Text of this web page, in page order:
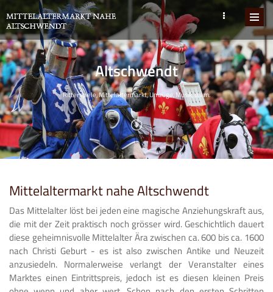
Altschwendt
Ritterspiele, Mittelaltermarkt, Umzüge, Musik, u.v.m.
Mittelaltermarkt nahe Altschwendt
Das Mittelalter löst bei jeden eine magische Anziehungskraft aus,
die mit der Zeit praktisch noch grösser wird. Geschichtlich dauert
diese geheimnisvolle Mittelalter Ära zwischen ca. 600 bis ca. 1600
nach Christi Geburt - es ist also zwischen Antike und Neuzeit
anzusiedeln. Normalerweise verlangt der Veranstalter eines
Marktes einen Eintrittspreis, jedoch ist es diesen kleinen Preis